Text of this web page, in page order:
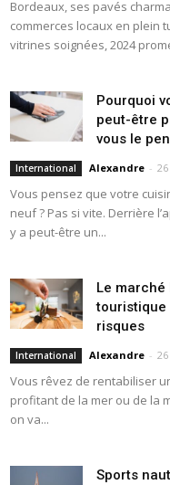
Bordeaux, ses pavés
commerces locaux en plein
vitrines soignées, 2024
Pourquoi
peut-être
vous le
International Alexandre -
Vous pensez que votre
neuf ? Pas si vite. Derrière
y a peut-être un...
Le
touristique
risques
International Alexandre -
Vous rêvez de rentabiliser
profitant de la mer ou de la
on va...
Sports